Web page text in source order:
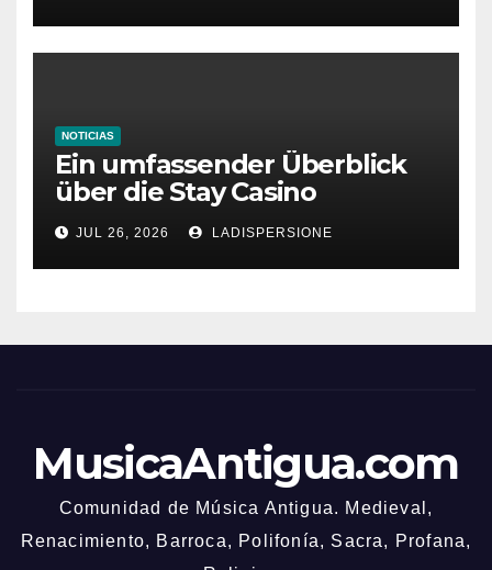
NOTICIAS
Ein umfassender Überblick
über die Stay Casino
Bonusbedingungen
JUL 26, 2026 LADISPERSIONE
MusicaAntigua.com
Comunidad de Música Antigua. Medieval,
Renacimiento, Barroca, Polifonía, Sacra, Profana,